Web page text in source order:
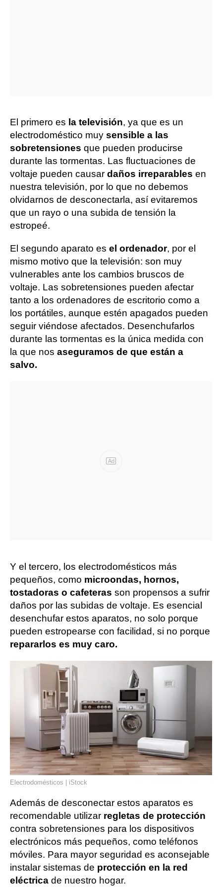
El primero es la televisión, ya que es un
electrodoméstico muy sensible a las
sobretensiones que pueden producirse
durante las tormentas. Las fluctuaciones de
voltaje pueden causar daños irreparables en
nuestra televisión, por lo que no debemos
olvidarnos de desconectarla, así evitaremos
que un rayo o una subida de tensión la
estropeé.
El segundo aparato es el ordenador, por el
mismo motivo que la televisión: son muy
vulnerables ante los cambios bruscos de
voltaje. Las sobretensiones pueden afectar
tanto a los ordenadores de escritorio como a
los portátiles, aunque estén apagados pueden
seguir viéndose afectados. Desenchufarlos
durante las tormentas es la única medida con
la que nos aseguramos de que están a
salvo.
Ad
Y el tercero, los electrodomésticos más
pequeños, como microondas, hornos,
tostadoras o cafeteras son propensos a sufrir
daños por las subidas de voltaje. Es esencial
desenchufar estos aparatos, no solo porque
pueden estropearse con facilidad, si no porque
repararlos es muy caro.
Electrodomésticos | iStock
Además de desconectar estos aparatos es
recomendable utilizar regletas de protección
contra sobretensiones para los dispositivos
electrónicos más pequeños, como teléfonos
móviles. Para mayor seguridad es aconsejable
instalar sistemas de protección en la red
eléctrica de nuestro hogar.